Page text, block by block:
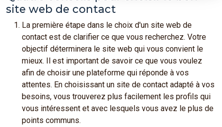
site web de contact
La première étape dans le choix d'un site web de
contact est de clarifier ce que vous recherchez. Votre
objectif déterminera le site web qui vous convient le
mieux. Il est important de savoir ce que vous voulez
afin de choisir une plateforme qui réponde à vos
attentes. En choisissant un site de contact adapté à vos
besoins, vous trouverez plus facilement les profils qui
vous intéressent et avec lesquels vous avez le plus de
points communs.